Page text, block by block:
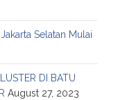
Selatan Mulai
DI BATU
August 27, 2023